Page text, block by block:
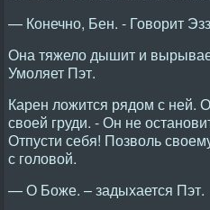
— Конечно, Бен. - Говорит
Она тяжело дышит и
Умоляет Пэт.
Карен ложится рядом с ней.
своей груди. - Он не
Отпусти себя! Позволь
с головой.
— О Боже. – задыхается Пэт.